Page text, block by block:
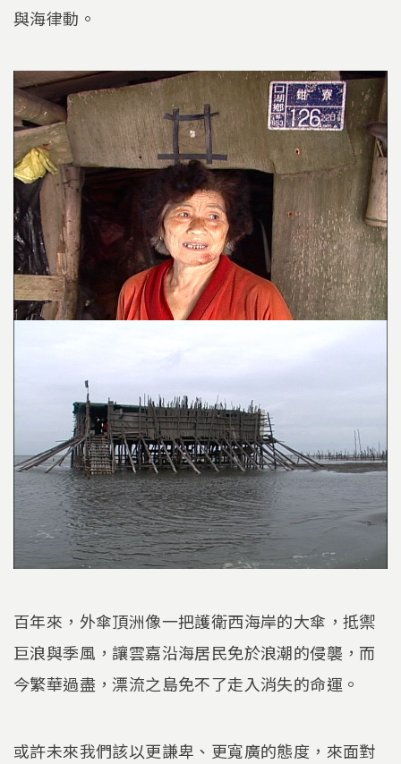
與海律動。
百年來，外傘頂洲像一把護衛西海岸的大傘，抵禦
巨浪與季風，讓雲嘉沿海居民免於浪潮的侵襲，而
今繁華過盡，漂流之島免不了走入消失的命運。
或許未來我們該以更謙卑、更寬廣的態度，來面對